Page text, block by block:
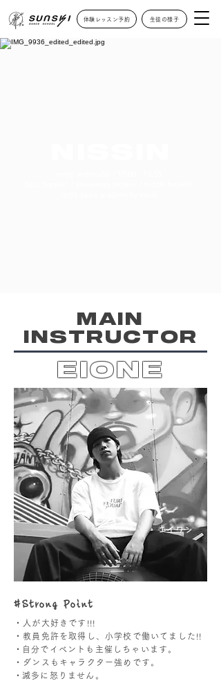
体験レッスン予約 生徒の様子
​MAIN
INSTRUCTOR
EIONE
​エイワン
#Strong Point
・人が大好きです!!!
・教員免許を取得し、小学校で働いてました!!
​・自分でイベントも主催しちゃいます。
・ダンスもキャラクター強めです。
​・滅多に怒りません。